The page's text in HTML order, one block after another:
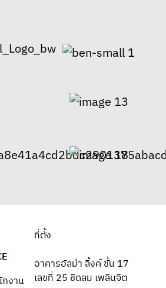
งาน
ที่ตั้ง
อาคารอัลม่า ลิ้งค์ ชั้น 17
เลขที่ 25 ชิดลม เพลินจิต